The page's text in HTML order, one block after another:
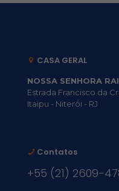
CASA GERAL
NOSSA SENHORA
Estrada Francisco da
Itaipu - Niterói - RJ
Contatos
+55 (21) 2609-